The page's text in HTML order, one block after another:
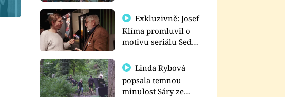
prima+
Exkluzivně: Josef
Klíma promluvil o
motivu seriálu Sedm
Linda Rybová
popsala temnou
minulost Sáry ze